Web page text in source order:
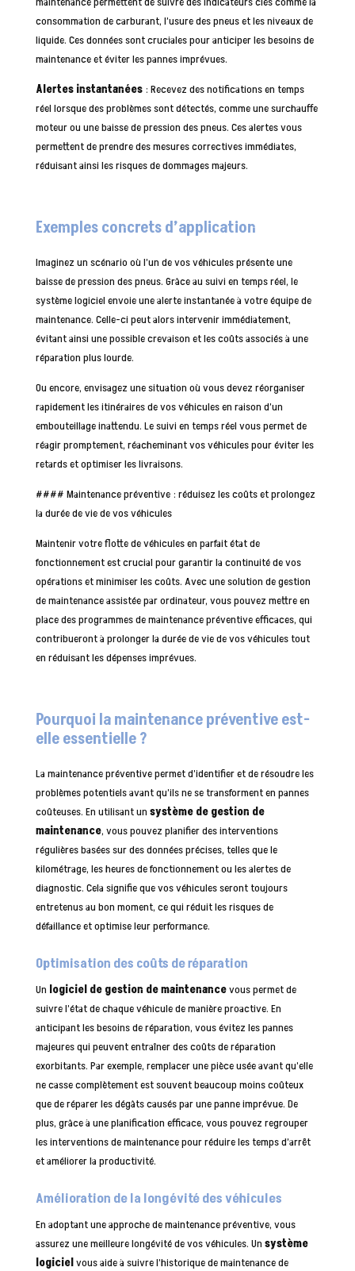
consommation de carburant, l’usure des pneus et les niveaux de
liquide. Ces données sont cruciales pour anticiper les besoins de
maintenance et éviter les pannes imprévues.
Alertes instantanées: Recevez des notifications en temps
réel lorsque des problèmes sont détectés, comme une surchauffe
moteur ou une baisse de pression des pneus. Ces alertes vous
permettent de prendre des mesures correctives immédiates,
réduisant ainsi les risques de dommages majeurs.
Exemples concrets d’application
Imaginez un scénario où l’un de vos véhicules présente une
baisse de pression des pneus. Grâce au suivi en temps réel, le
système logiciel envoie une alerte instantanée à votre équipe de
maintenance. Celle-ci peut alors intervenir immédiatement,
évitant ainsi une possible crevaison et les coûts associés à une
réparation plus lourde.
Ou encore, envisagez une situation où vous devez réorganiser
rapidement les itinéraires de vos véhicules en raison d’un
embouteillage inattendu. Le suivi en temps réel vous permet de
réagir promptement, réacheminant vos véhicules pour éviter les
retards et optimiser les livraisons.
#### Maintenance préventive : réduisez les coûts et prolongez
la durée de vie de vos véhicules
Maintenir votre flotte de véhicules en parfait état de
fonctionnement est crucial pour garantir la continuité de vos
opérations et minimiser les coûts. Avec une solution de gestion
de maintenance assistée par ordinateur, vous pouvez mettre en
place des programmes de maintenance préventive efficaces, qui
contribueront à prolonger la durée de vie de vos véhicules tout
en réduisant les dépenses imprévues.
Pourquoi la maintenance préventive est-
elle essentielle ?
La maintenance préventive permet d’identifier et de résoudre les
problèmes potentiels avant qu’ils ne se transforment en pannes
coûteuses. En utilisant un système de gestion de
maintenance, vous pouvez planifier des interventions
régulières basées sur des données précises, telles que le
kilométrage, les heures de fonctionnement ou les alertes de
diagnostic. Cela signifie que vos véhicules seront toujours
entretenus au bon moment, ce qui réduit les risques de
défaillance et optimise leur performance.
Optimisation des coûts de réparation
Un logiciel de gestion de maintenancevous permet de
suivre l’état de chaque véhicule de manière proactive. En
anticipant les besoins de réparation, vous évitez les pannes
majeures qui peuvent entraîner des coûts de réparation
exorbitants. Par exemple, remplacer une pièce usée avant qu’elle
ne casse complètement est souvent beaucoup moins coûteux
que de réparer les dégâts causés par une panne imprévue. De
plus, grâce à une planification efficace, vous pouvez regrouper
les interventions de maintenance pour réduire les temps d’arrêt
et améliorer la productivité.
Amélioration de la longévité des véhicules
En adoptant une approche de maintenance préventive, vous
assurez une meilleure longévité de vos véhicules. Un système
logicielvous aide à suivre l’historique de maintenance de